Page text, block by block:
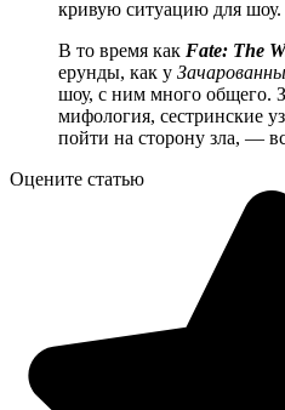
кривую ситуацию для шоу.
В то время как Fate: The
ерунды, как у
шоу, с ним много общего.
мифология, сестринские
пойти на сторону зла, —
Оцените статью